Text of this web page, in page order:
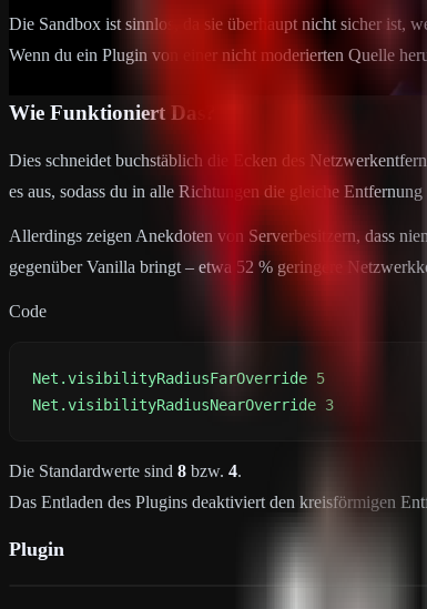
Die Sandbox ist sinnlos, da sie überhaupt nicht sicher ist,
Wenn du ein Plugin von einer nicht moderierten Quelle
Wie Funktioniert Das?
Dies schneidet buchstäblich die Ecken des
es aus, sodass du in alle Richtungen die gleiche
Allerdings zeigen Anekdoten von Serverbesitzern, dass
gegenüber Vanilla bringt – etwa 52 % geringere
Code
Net.visibilityRadiusNearOverride 3
Die Standardwerte sind 8 bzw. 4.
Das Entladen des Plugins deaktiviert den kreisförmigen
Plugin